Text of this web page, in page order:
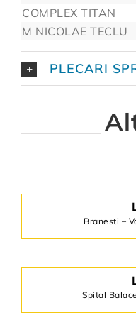
COMPLEX TITAN
M NICOLAE TECLU
PLECARI
Branesti –
Spital